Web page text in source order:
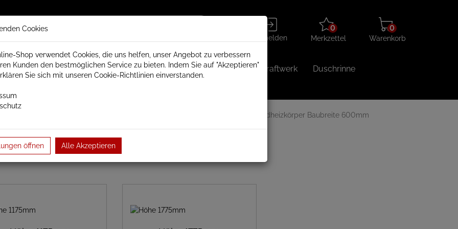
Anmelden
Anmelden
Merkzettel
aufklappen
0
Merkzettel
Warenkorb
aufklappen
0
Warenkorb
Schamotte Badheizkörper Heizkörperzubehör Balkonkraftwerk Duschrinne
Badheizkörper Baubreite 600mm
600mm
Cookies
Shop verwendet Cookies, die uns helfen, unser Angebot zu verbessern
Kunden den bestmöglichen Service zu bieten. Indem Sie auf "Akzeptieren"
Sie sich mit unseren Cookie-Richtlinien einverstanden.
öffnen Alle Akzeptieren